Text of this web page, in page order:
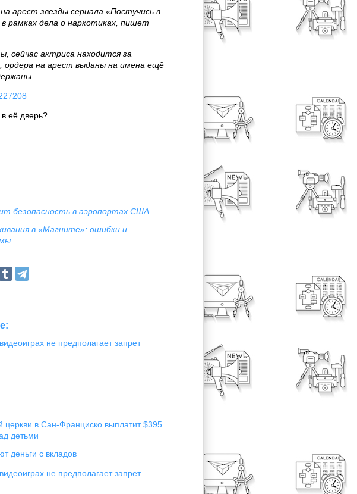
арест звезды сериала «Постучись в
рамках дела о наркотиках, пишет
сейчас актриса находится за
ордера на арест выданы на имена ещё
её дверь?
безопасность в аэропортах США
в «Магните»: ошибки и
не предполагает запрет
церкви в Сан-Франциско выплатит $395
детьми
деньги с вкладов
не предполагает запрет